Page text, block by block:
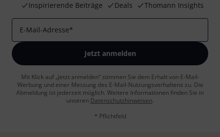
Inspirierende Beiträge
Deals Thomann Insights
E-Mail-Adresse*
Jetzt anmelden
Mit Klick auf „Jetzt anmelden“ stimmen Sie dem Erhalt von E-Mail-
Werbung und einer Messung des E-Mail-Nutzungsverhaltens zu. Die
Abmeldung ist jederzeit möglich. Weitere Informationen finden Sie in
unseren Datenschutzhinweisen.
* Pflichtfeld